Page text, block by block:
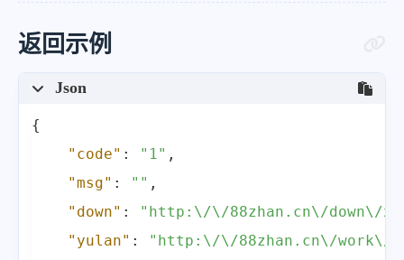
返回示例
Json
{
"code" : "1" ,
"msg" : "" ,
"down" :
"http:\/\/88zhan.cn\/down\/
"yulan" :
"http:\/\/88zhan.cn\/work\/